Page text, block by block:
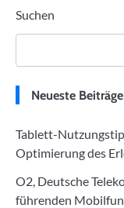
Suchen
Neueste Beiträge
Tablett-
Optimierung des
O2, Deutsche
führenden